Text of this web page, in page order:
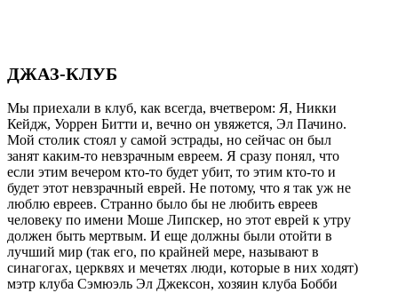
ДЖАЗ-КЛУБ
Мы приехали в клуб, как всегда, вчетвером: Я, Никки
Кейдж, Уоррен Битти и, вечно он увяжется, Эл Пачино.
Мой столик стоял у самой эстрады, но сейчас он был
занят каким-то невзрачным евреем. Я сразу понял, что
если этим вечером кто-то будет убит, то этим кто-то и
будет этот невзрачный еврей. Не потому, что я так уж не
люблю евреев. Странно было бы не любить евреев
человеку по имени Моше Липскер, но этот еврей к утру
должен быть мертвым. И еще должны были отойти в
лучший мир (так его, по крайней мере, называют в
синагогах, церквях и мечетях люди, которые в них ходят)
мэтр клуба Сэмюэль Эл Джексон, хозяин клуба Бобби